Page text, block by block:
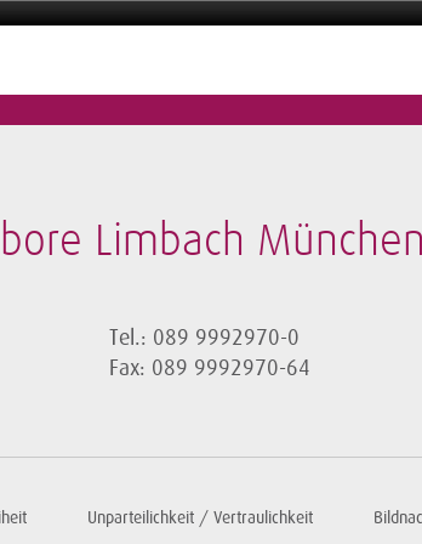
Limbach
Tel.: 089 9992970-0
Fax: 089 9992970-64
Unparteilichkeit / Vertraulichkeit